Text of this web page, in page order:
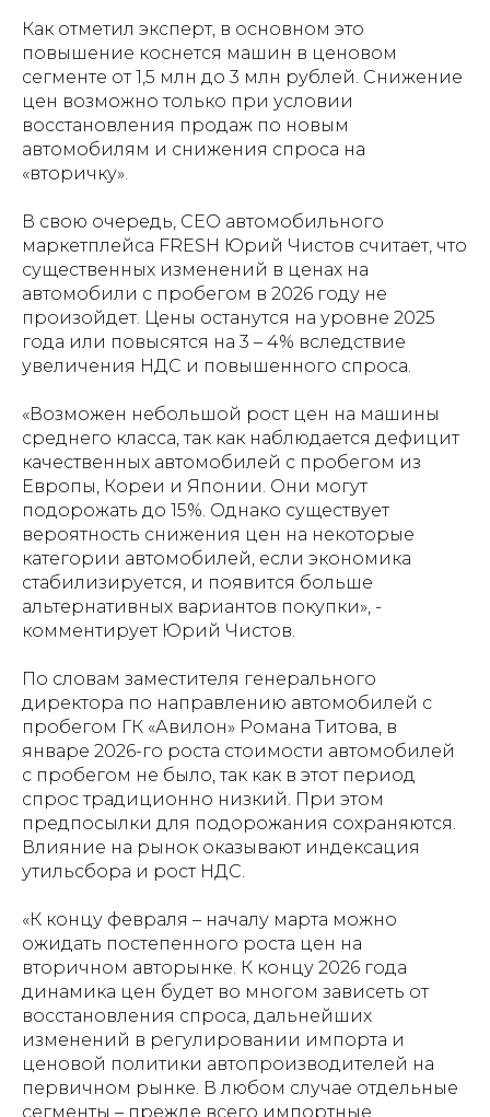
Как отметил эксперт, в основном это
повышение коснется машин в ценовом
сегменте от 1,5 млн до 3 млн рублей. Снижение
цен возможно только при условии
восстановления продаж по новым
автомобилям и снижения спроса на
«вторичку».
В свою очередь, СЕО автомобильного
маркетплейса FRESH Юрий Чистов считает, что
существенных изменений в ценах на
автомобили с пробегом в 2026 году не
произойдет. Цены останутся на уровне 2025
года или повысятся на 3 – 4% вследствие
увеличения НДС и повышенного спроса.
«Возможен небольшой рост цен на машины
среднего класса, так как наблюдается дефицит
качественных автомобилей с пробегом из
Европы, Кореи и Японии. Они могут
подорожать до 15%. Однако существует
вероятность снижения цен на некоторые
категории автомобилей, если экономика
стабилизируется, и появится больше
альтернативных вариантов покупки», -
комментирует Юрий Чистов.
По словам заместителя генерального
директора по направлению автомобилей с
пробегом ГК «Авилон» Романа Титова, в
январе 2026-го роста стоимости автомобилей
с пробегом не было, так как в этот период
спрос традиционно низкий. При этом
предпосылки для подорожания сохраняются.
Влияние на рынок оказывают индексация
утильсбора и рост НДС.
«К концу февраля – началу марта можно
ожидать постепенного роста цен на
вторичном авторынке. К концу 2026 года
динамика цен будет во многом зависеть от
восстановления спроса, дальнейших
изменений в регулировании импорта и
ценовой политики автопроизводителей на
первичном рынке. В любом случае отдельные
сегменты – прежде всего импортные